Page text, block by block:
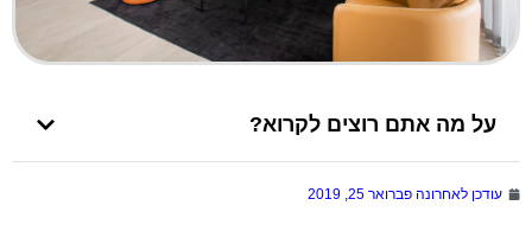
על מה אתם רוצים לקרוא?
עודכן לאחרונה פברואר 25, 2019